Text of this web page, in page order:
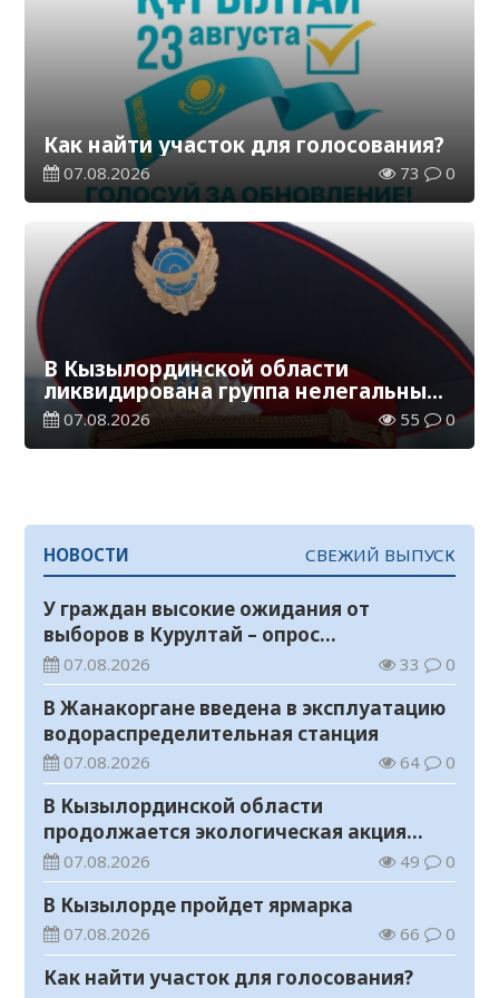
Как найти участок для голосования?
07.08.2026 73 0
В Кызылординской области
ликвидирована группа нелегальных
добытчиков золота
07.08.2026 55 0
НОВОСТИ СВЕЖИЙ ВЫПУСК
У граждан высокие ожидания от
выборов в Курултай – опрос
общественного мнения
07.08.2026 33 0
В Жанакоргане введена в эксплуатацию
водораспределительная станция
07.08.2026 64 0
В Кызылординской области
продолжается экологическая акция
«Таза Қазақстан»
07.08.2026 49 0
В Кызылорде пройдет ярмарка
07.08.2026 66 0
Как найти участок для голосования?